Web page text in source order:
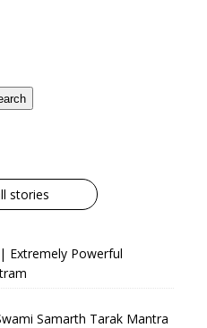
संत ज्ञानेश्वर यांचे पसायदान
देवनागरी आणि इंग्रजी मध्ये
stories
| Extremely Powerful
Swami Samarth Tarak Mantra